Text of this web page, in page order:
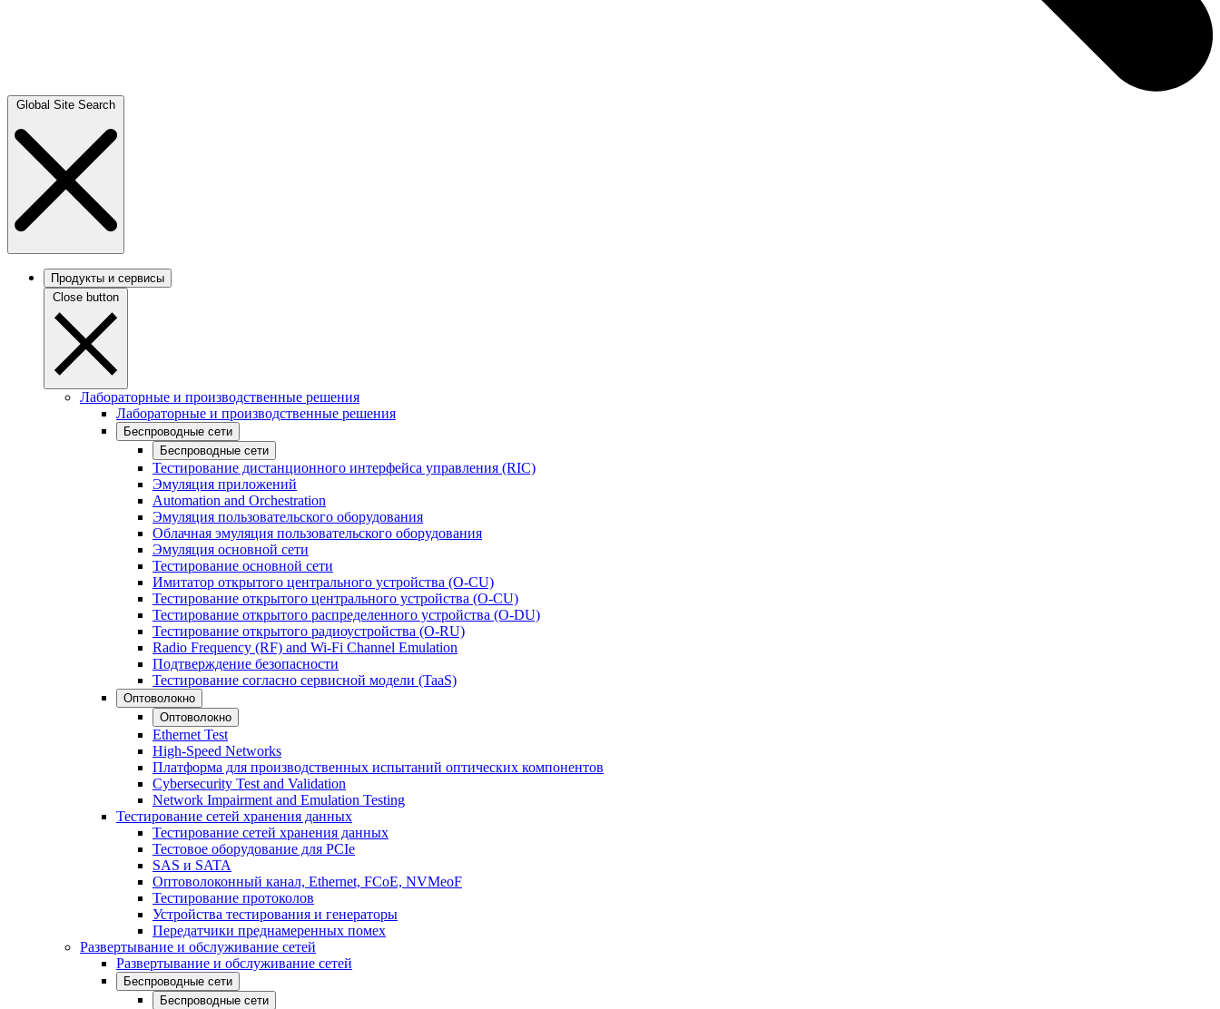
Global Site Search
Продукты и сервисы
Close button
Лабораторные и производственные решения
Лабораторные и производственные решения
Беспроводные сети
Беспроводные сети
Тестирование дистанционного интерфейса управления (RIC)
Эмуляция приложений
Automation and Orchestration
Эмуляция пользовательского оборудования
Облачная эмуляция пользовательского оборудования
Эмуляция основной сети
Тестирование основной сети
Имитатор открытого центрального устройства (O-CU)
Тестирование открытого центрального устройства (O-CU)
Тестирование открытого распределенного устройства (O-DU)
Тестирование открытого радиоустройства (O-RU)
Radio Frequency (RF) and Wi-Fi Channel Emulation
Подтверждение безопасности
Тестирование согласно сервисной модели (TaaS)
Оптоволокно
Оптоволокно
Ethernet Test
High-Speed Networks
Платформа для производственных испытаний оптических компонентов
Cybersecurity Test and Validation
Network Impairment and Emulation Testing
Тестирование сетей хранения данных
Тестирование сетей хранения данных
Тестовое оборудование для PCIe
SAS и SATA
Оптоволоконный канал, Ethernet, FCoE, NVMeoF
Тестирование протоколов
Устройства тестирования и генераторы
Передатчики преднамеренных помех
Развертывание и обслуживание сетей
Развертывание и обслуживание сетей
Беспроводные сети
Беспроводные сети